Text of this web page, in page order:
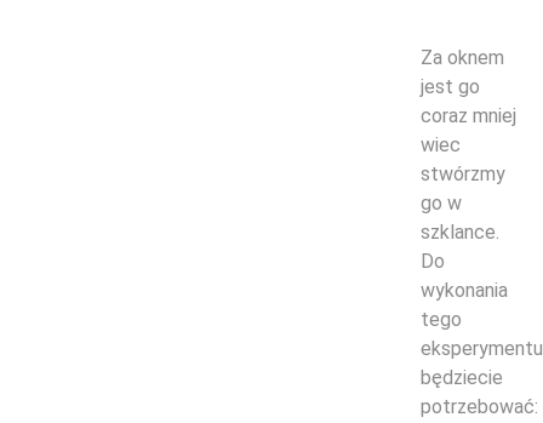
Za oknem
jest go
coraz mniej
wiec
stwórzmy
go w
szklance.
Do
wykonania
tego
eksperymentu
będziecie
potrzebować: